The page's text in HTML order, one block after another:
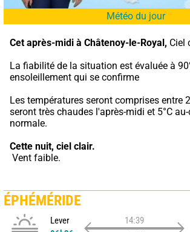
Météo du jour
Cet après-midi à Châtenoy-le-Royal, Ciel
La fiabilité de la situation est évaluée à
ensoleillement qui se confirme
Les températures seront comprises entre
seront très chaudes l'après-midi et 5°C
normale.
Cette nuit, ciel clair.
Vent faible.
ÉPHÉMÉRIDE
Lever
14:39